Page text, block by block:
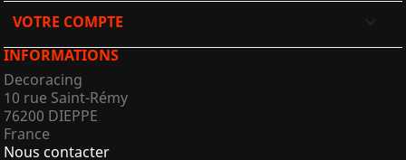
VOTRE COMPTE
INFORMATIONS
Decoracing
10 rue Saint-Rémy
76200 DIEPPE
France
Nous contacter